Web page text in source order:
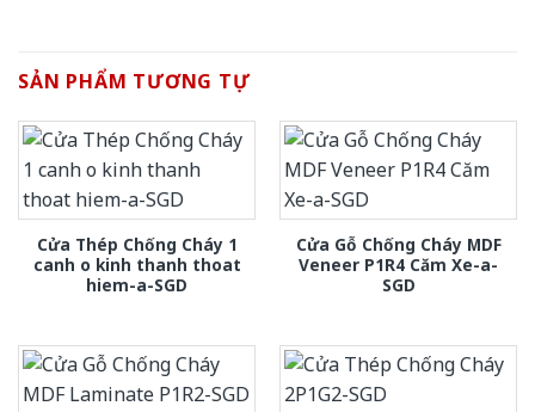
SẢN PHẨM TƯƠNG TỰ
Cửa Thép Chống Cháy 1
canh o kinh thanh thoat
hiem-a-SGD
Cửa Gỗ Chống Cháy MDF
Veneer P1R4 Căm Xe-a-
SGD